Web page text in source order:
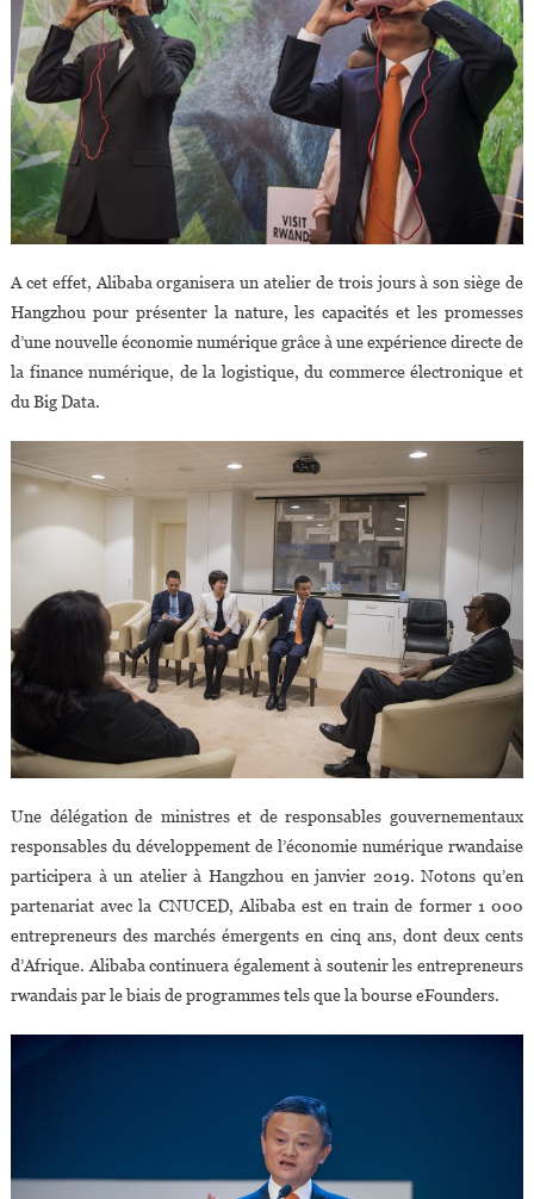
A cet effet, Alibaba organisera un atelier de trois jours à son siège de
Hangzhou pour présenter la nature, les capacités et les promesses
d’une nouvelle économie numérique grâce à une expérience directe de
la finance numérique, de la logistique, du commerce électronique et
du Big Data.
Une délégation de ministres et de responsables gouvernementaux
responsables du développement de l’économie numérique rwandaise
participera à un atelier à Hangzhou en janvier 2019. Notons qu’en
partenariat avec la CNUCED, Alibaba est en train de former 1 000
entrepreneurs des marchés émergents en cinq ans, dont deux cents
d’Afrique. Alibaba continuera également à soutenir les entrepreneurs
rwandais par le biais de programmes tels que la bourse eFounders.